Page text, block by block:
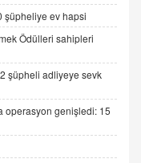
Vurulan Şamar:
şüpheliye ev hapsi
Ödülleri sahipleri
şüpheli adliyeye sevk
operasyon genişledi: 15